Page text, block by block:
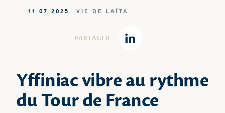
11.07.2025 VIE DE LAÏTA
PARTAGER
Linkedin
Yffiniac vibre au rythme
du Tour de France